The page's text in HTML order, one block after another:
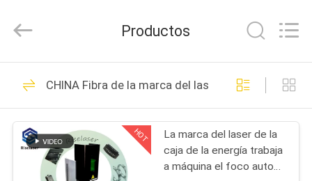
HOGAR
PRODUCTOS
ESPECTÁCULO
Riselaser
Technology
All
Reserved.
Cortadora del laser
de la fibra del metal
131
Productos
CHINA Fibra de la marca del laser de la máquina
HOT
La marca del laser de la
caja de la energía trabaja
a máquina el foco auto